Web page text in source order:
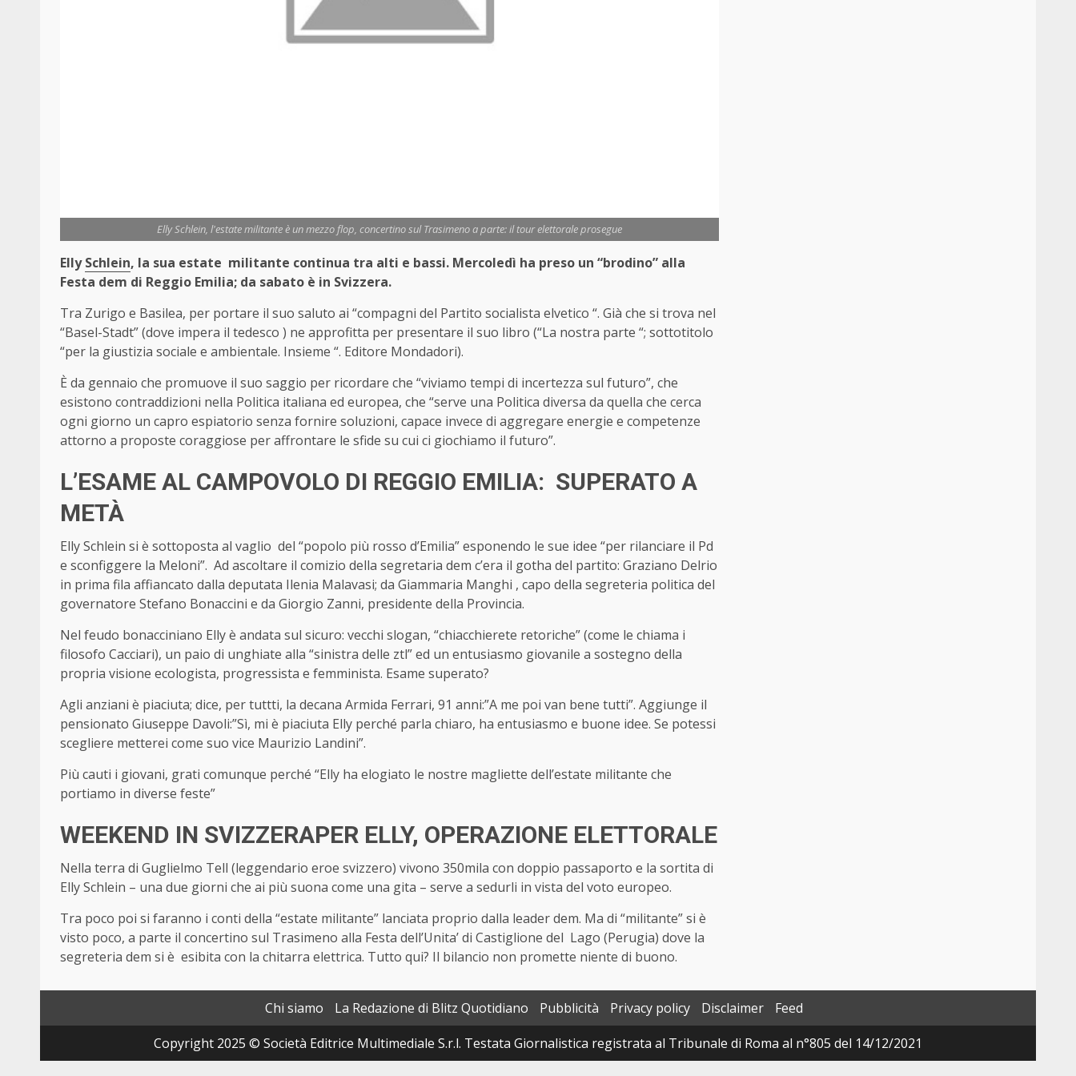
Elly Schlein, l'estate militante è un mezzo flop, concertino sul Trasimeno a parte: il tour elettorale prosegue
EllySchlein, la sua estate militante continua tra alti e bassi. Mercoledì ha preso un “brodino” alla
Festa dem di Reggio Emilia; da sabato è in Svizzera.
Tra Zurigo e Basilea, per portare il suo saluto ai “compagni del Partito socialista elvetico “. Già che si trova nel
“Basel-Stadt” (dove impera il tedesco ) ne approfitta per presentare il suo libro (“La nostra parte “; sottotitolo
“per la giustizia sociale e ambientale. Insieme “. Editore Mondadori).
È da gennaio che promuove il suo saggio per ricordare che “viviamo tempi di incertezza sul futuro”, che
esistono contraddizioni nella Politica italiana ed europea, che “serve una Politica diversa da quella che cerca
ogni giorno un capro espiatorio senza fornire soluzioni, capace invece di aggregare energie e competenze
attorno a proposte coraggiose per affrontare le sfide su cui ci giochiamo il futuro”.
L’ESAME AL CAMPOVOLO DI REGGIO EMILIA: SUPERATO A
METÀ
Elly Schlein si è sottoposta al vaglio del “popolo più rosso d’Emilia” esponendo le sue idee “per rilanciare il Pd
e sconfiggere la Meloni”. Ad ascoltare il comizio della segretaria dem c’era il gotha del partito: Graziano Delrio
in prima fila affiancato dalla deputata Ilenia Malavasi; da Giammaria Manghi , capo della segreteria politica del
governatore Stefano Bonaccini e da Giorgio Zanni, presidente della Provincia.
Nel feudo bonacciniano Elly è andata sul sicuro: vecchi slogan, “chiacchierete retoriche” (come le chiama i
filosofo Cacciari), un paio di unghiate alla “sinistra delle ztl” ed un entusiasmo giovanile a sostegno della
propria visione ecologista, progressista e femminista. Esame superato?
Agli anziani è piaciuta; dice, per tuttti, la decana Armida Ferrari, 91 anni:”A me poi van bene tutti”. Aggiunge il
pensionato Giuseppe Davoli:”Sì, mi è piaciuta Elly perché parla chiaro, ha entusiasmo e buone idee. Se potessi
scegliere metterei come suo vice Maurizio Landini”.
Più cauti i giovani, grati comunque perché “Elly ha elogiato le nostre magliette dell’estate militante che
portiamo in diverse feste”
WEEKEND IN SVIZZERAPER ELLY, OPERAZIONE ELETTORALE
Nella terra di Guglielmo Tell (leggendario eroe svizzero) vivono 350mila con doppio passaporto e la sortita di
Elly Schlein – una due giorni che ai più suona come una gita – serve a sedurli in vista del voto europeo.
Tra poco poi si faranno i conti della “estate militante” lanciata proprio dalla leader dem. Ma di “militante” si è
visto poco, a parte il concertino sul Trasimeno alla Festa dell’Unita’ di Castiglione del Lago (Perugia) dove la
segreteria dem si è esibita con la chitarra elettrica. Tutto qui? Il bilancio non promette niente di buono.
Chi siamo La Redazione di Blitz Quotidiano Pubblicità Privacy policy Disclaimer
Feed
Copyright 2025 © Società Editrice Multimediale S.r.l. Testata Giornalistica registrata al Tribunale di Roma al n°805 del 14/12/2021